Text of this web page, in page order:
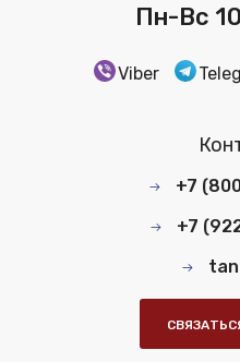
Пн-Вс
Viber
+7
+7